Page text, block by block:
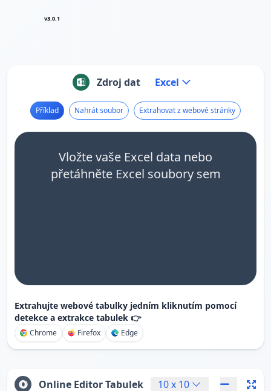
v3.0.1
Zdroj dat Excel
Příklad Nahrát soubor Extrahovat z webové stránky
Vložte vaše Excel data nebo
přetáhněte Excel soubory sem
Extrahujte webové tabulky jedním kliknutím pomocí
detekce a extrakce tabulek 👉
Chrome Firefox Edge
Online Editor Tabulek 10x 10